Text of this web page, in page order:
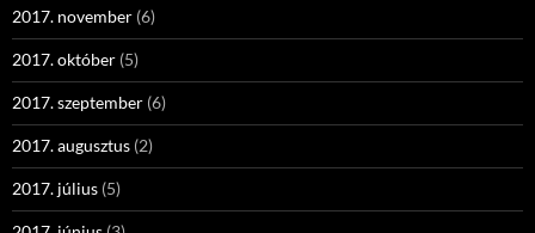
2017. november (6)
2017. október (5)
2017. szeptember (6)
2017. augusztus (2)
2017. július (5)